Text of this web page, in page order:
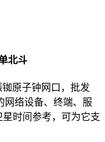
北斗
原子钟网口，批发
网络设备、终端、服
时间参考，可为它支